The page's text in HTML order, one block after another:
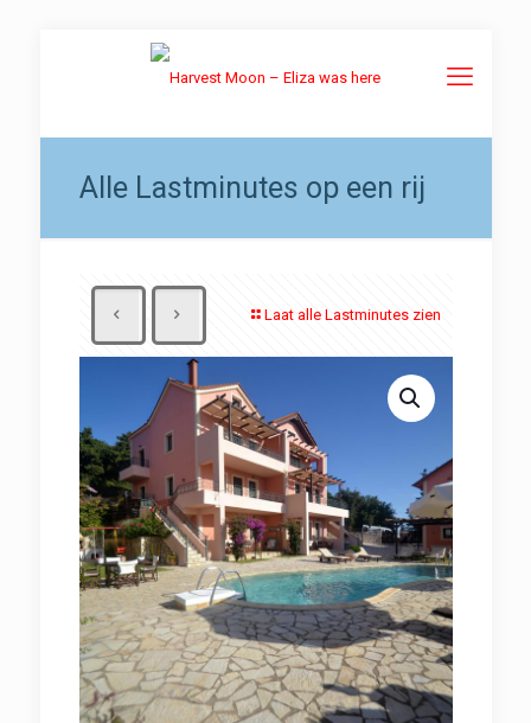
Alle Lastminutes op een rij
Laat alle Lastminutes zien